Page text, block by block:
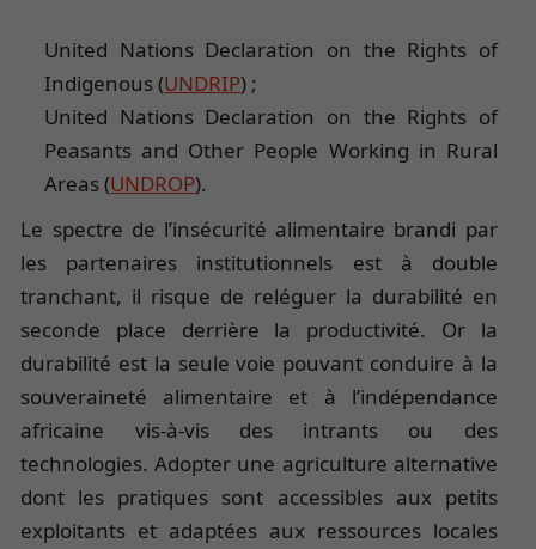
United Nations Declaration on the Rights of
Indigenous (UNDRIP) ;
United Nations Declaration on the Rights of
Peasants and Other People Working in Rural
Areas (UNDROP).
Le spectre de l’insécurité alimentaire brandi par
les partenaires institutionnels est à double
tranchant, il risque de reléguer la durabilité en
seconde place derrière la productivité. Or la
durabilité est la seule voie pouvant conduire à la
souveraineté alimentaire et à l’indépendance
africaine vis-à-vis des intrants ou des
technologies. Adopter une agriculture alternative
dont les pratiques sont accessibles aux petits
exploitants et adaptées aux ressources locales